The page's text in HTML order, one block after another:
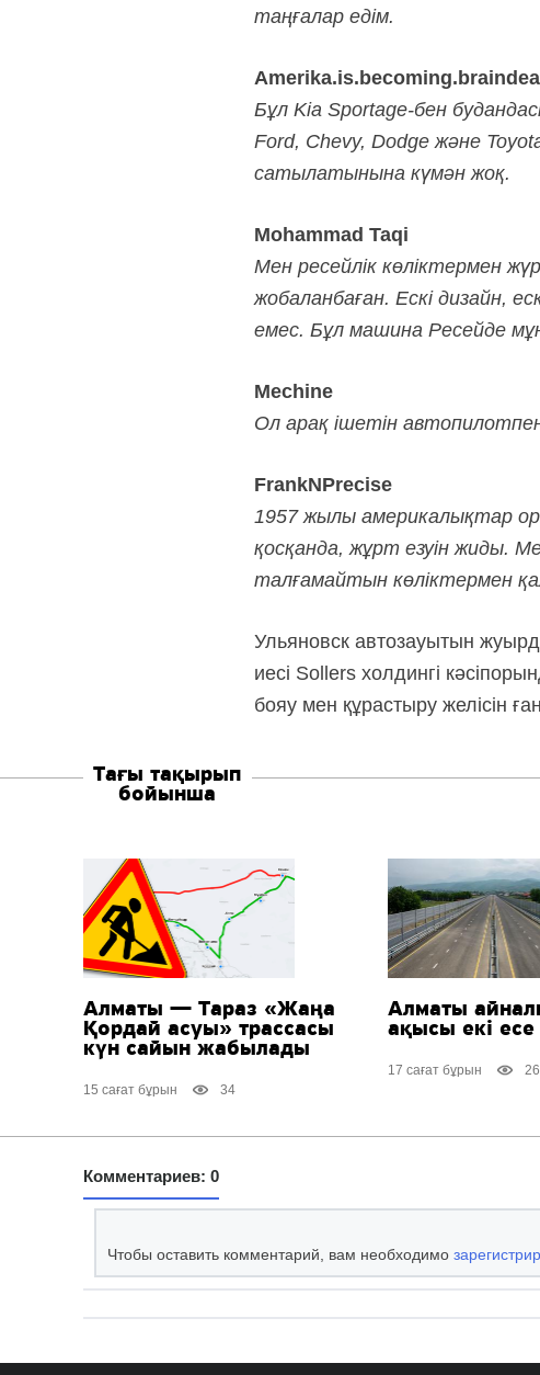
таңғалар едім.
Бұл Kia Sportage-бен
Ford, Chevy, Dodge және
сатылатынына күмән жоқ.
Mohammad Taqi
Мен ресейлік көліктермен
жобаланбаған. Ескі дизайн,
емес. Бұл машина Ресейде
Mechine
Ол арақ ішетін
FrankNPrecise
1957 жылы америкалықтар
қосқанда, жұрт езуін жиды.
талғамайтын көліктермен
Ульяновск автозауытын
иесі Sollers холдингі
бояу мен құрастыру желісін
Тағы тақырып
бойынша
Алматы — Тараз «Жаңа
Қордай асуы» трассасы
күн сайын жабылады
15 сағат бұрын 34
Алматы
ақысы екі есе
17 сағат бұрын 26
Комментариев: 0
Чтобы оставить комментарий, вам необходимо